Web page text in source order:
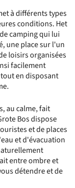
à différents types
conditions. Het
camping qui lui
une place sur l'un
loisirs organisées
facilement
en disposant
au calme, fait
Bos dispose
et de places
et d'évacuation
entre ombre et
détendre et de